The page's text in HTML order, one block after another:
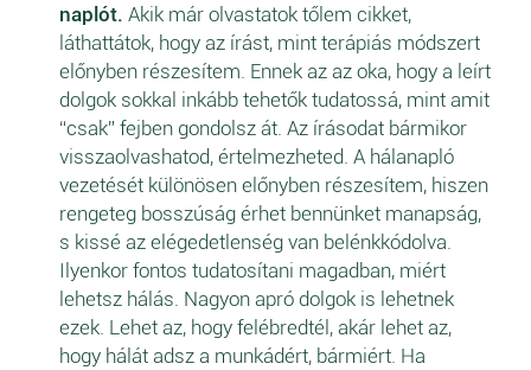
naplót. Akik már olvastatok tőlem cikket,
láthattátok, hogy az írást, mint terápiás módszert
előnyben részesítem. Ennek az az oka, hogy a leírt
dolgok sokkal inkább tehetők tudatossá, mint amit
“csak” fejben gondolsz át. Az írásodat bármikor
visszaolvashatod, értelmezheted. A hálanapló
vezetését különösen előnyben részesítem, hiszen
rengeteg bosszúság érhet bennünket manapság,
s kissé az elégedetlenség van belénkkódolva.
Ilyenkor fontos tudatosítani magadban, miért
lehetsz hálás. Nagyon apró dolgok is lehetnek
ezek. Lehet az, hogy felébredtél, akár lehet az,
hogy hálát adsz a munkádért, bármiért. Ha